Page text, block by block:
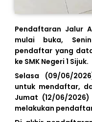
Pendaftaran Jalur
mulai buka,
pendaftar yang
ke SMK Negeri 1 Sijuk.
Selasa (09/06/
untuk mendaftar,
Jumat (12/06/
melakukan